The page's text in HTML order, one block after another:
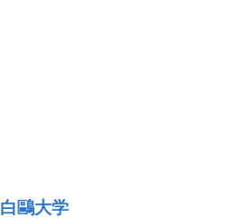
白鷗大学